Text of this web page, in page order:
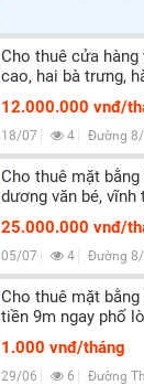
Cho thuê cửa
cao, hai bà trưng,
12.000.000 vnđ/
18/07 4 Đường 8/
Cho thuê mặt
dương văn bé, vĩnh
25.000.000 vnđ/
05/07 4 Đường 8/
Cho thuê mặt
tiền 9m ngay phố
1.000 vnđ/tháng
29/06 6 Đường